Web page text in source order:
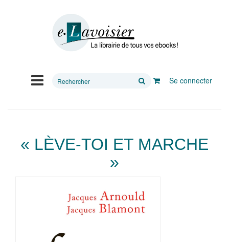
Rechercher
Se connecter
« LÈVE-TOI ET MARCHE
»